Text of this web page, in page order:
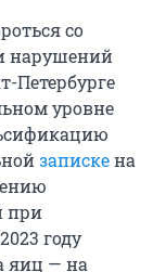
со
нарушений
Петербурге
уровне
запискена
при
году
яиц — на